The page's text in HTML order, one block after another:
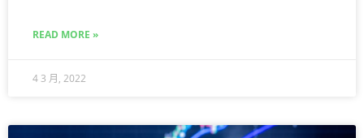
READ MORE »
4 3 月, 2022